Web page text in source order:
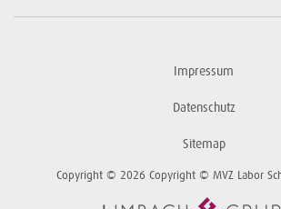
Impressum
Datenschutz
Sitemap
Copyright © 2026 Copyright © MVZ Labor